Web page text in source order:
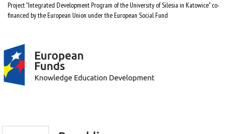
Project "Integrated Development Program of the University of Silesia in Katowice" co-
financed by the European Union under the European Social Fund